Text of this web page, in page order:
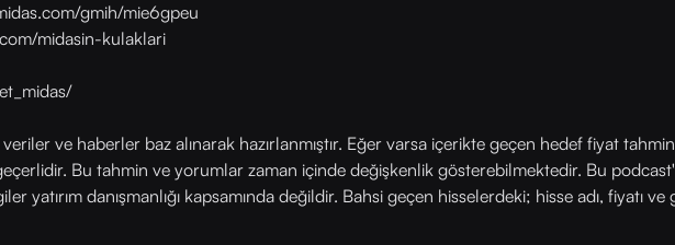
gmih/mie6gpeu
midasin-kulaklari
ve haberler baz alınarak hazırlanmıştır. Eğer varsa içerikte geçen hedef fiyat
Bu tahmin ve yorumlar zaman içinde değişkenlik gösterebilmektedir. Bu
yatırım danışmanlığı kapsamında değildir. Bahsi geçen hisselerdeki; hisse adı, fiyatı